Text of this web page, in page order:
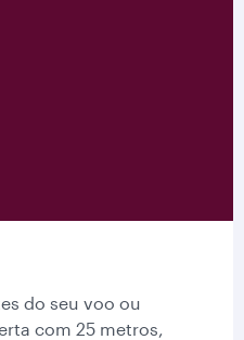
do seu voo ou
com 25 metros,